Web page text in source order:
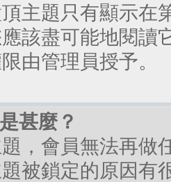
主題只有顯示在
該盡可能地閱讀
由管理員授予。
甚麼？
，會員無法再做
被鎖定的原因有